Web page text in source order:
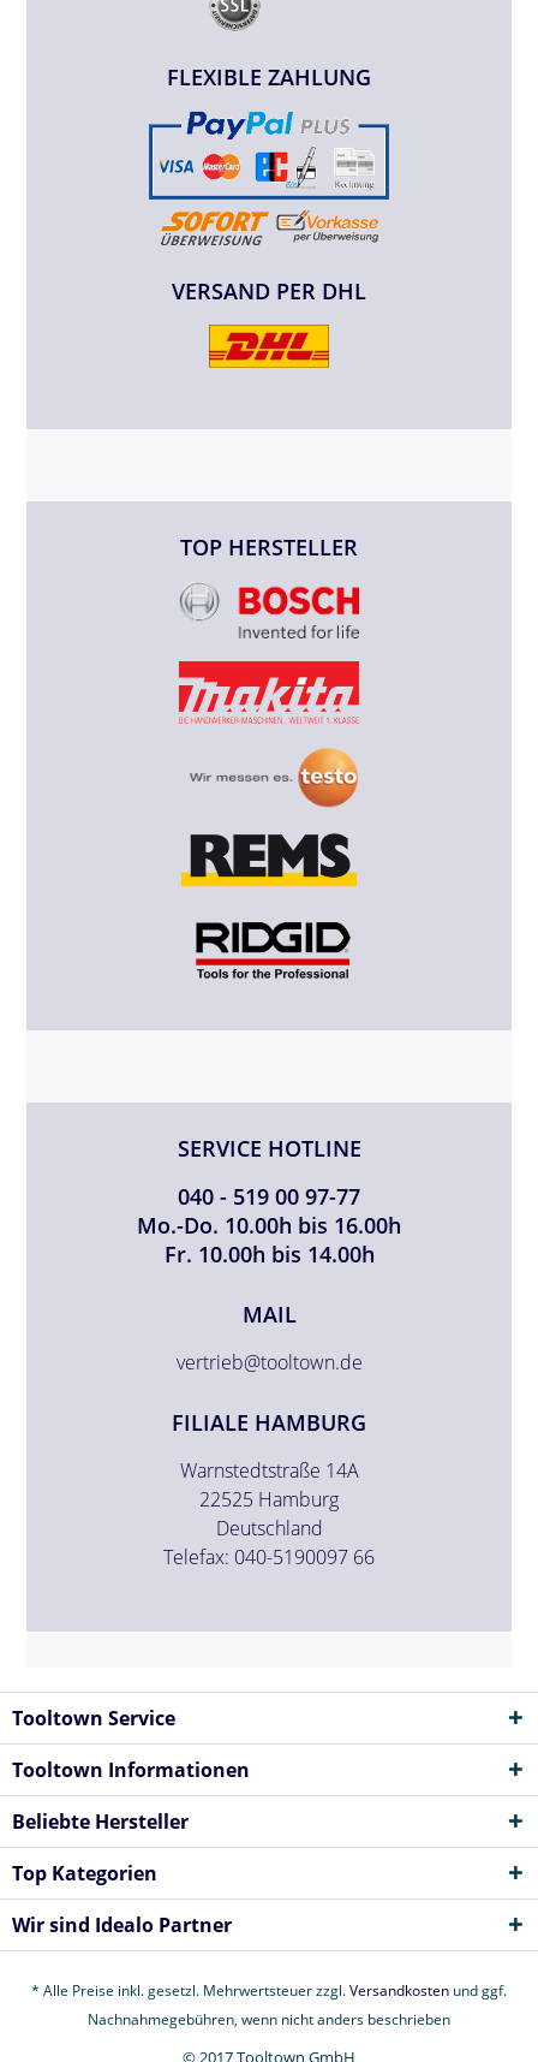
FLEXIBLE ZAHLUNG
VERSAND PER DHL
TOP HERSTELLER
SERVICE HOTLINE
040 - 519 00 97-77
Mo.-Do. 10.00h bis 16.00h
Fr. 10.00h bis 14.00h
MAIL
vertrieb@tooltown.de
FILIALE HAMBURG
Warnstedtstraße 14A
22525 Hamburg
Deutschland
Telefax: 040-5190097 66
Tooltown Service
Tooltown Informationen
Beliebte Hersteller
Top Kategorien
Wir sind Idealo Partner
* Alle Preise inkl. gesetzl. Mehrwertsteuer zzgl.Versandkosten und ggf.
Nachnahmegebühren, wenn nicht anders beschrieben
© 2017 Tooltown GmbH